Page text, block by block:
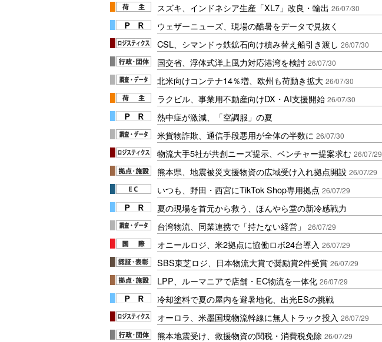
スズキ、インドネシア生産「XL7」改良・輸出 26/07/30
ウェザーニューズ、現場の酷暑をデータで見抜く
CSL、シマンドゥ鉄鉱石向け積み替え船引き渡し 26/07/30
国交省、浮体式洋上風力対応港湾を検討 26/07/30
北米向けコンテナ14％増、欧州も荷動き拡大 26/07/30
ラクビル、事業用不動産向けDX・AI支援開始 26/07/30
熱中症が激減、「空調服」の夏
米貨物詐欺、通信手段悪用が全体の半数に 26/07/30
物流大手5社が共創ニーズ提示、ベンチャー提案求む 26/07/29
熊本県、地震被災支援物資の広域受け入れ拠点開設 26/07/29
いつも、野田・西宮にTikTok Shop専用拠点 26/07/29
夏の現場を首元から救う、ほんやら堂の新冷感戦力
台湾物流、同業連携で「持たない経営」
26/07/29
オニールロジ、米2拠点に協働ロボ24台導入 26/07/29
SBS東芝ロジ、日本物流大賞で奨励賞2件受賞 26/07/29
LPP、ルーマニアで店舗・EC物流を一体化 26/07/29
冷却塗料で夏の屋内を避暑地化、出光ESの挑戦
オーロラ、米墨国境物流幹線に無人トラック投入 26/07/29
熊本地震受け、救援物資の関税・消費税免除 26/07/29